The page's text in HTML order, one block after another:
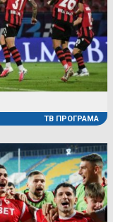
ТВ ПРОГРАМА